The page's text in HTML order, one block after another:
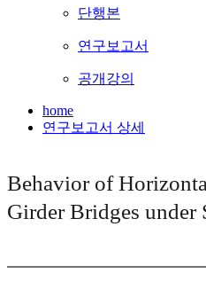
단행본
연구보고서
공개강의
home
연구보고서 상세
Behavior of
Girder Bridges under